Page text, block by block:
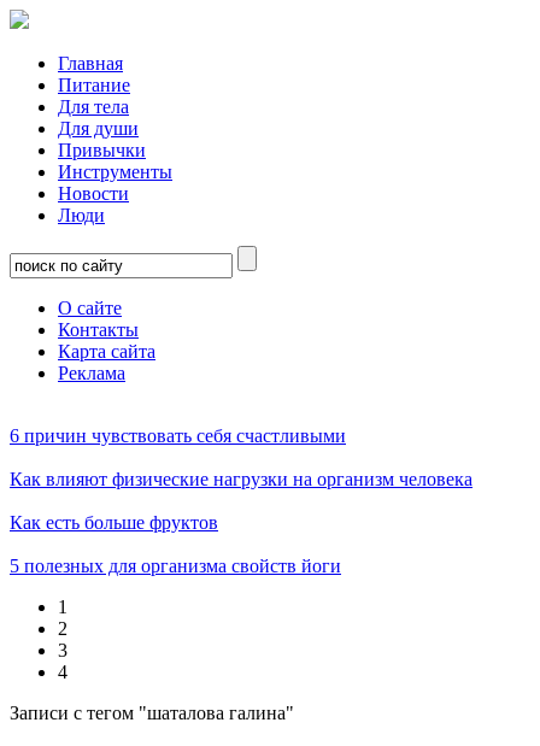
Главная
Питание
Для тела
Для души
Привычки
Инструменты
Новости
Люди
О сайте
Контакты
Карта сайта
Реклама
6 причин чувствовать себя счастливыми
Как влияют физические нагрузки на организм человека
Как есть больше фруктов
5 полезных для организма свойств йоги
1
2
3
4
Записи с тегом "шаталова галина"